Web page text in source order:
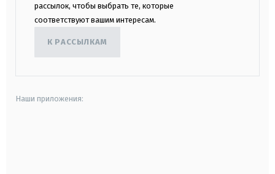
рассылок, чтобы выбрать те, которые
соответствуют вашим интересам.
К РАССЫЛКАМ
Наши приложения: